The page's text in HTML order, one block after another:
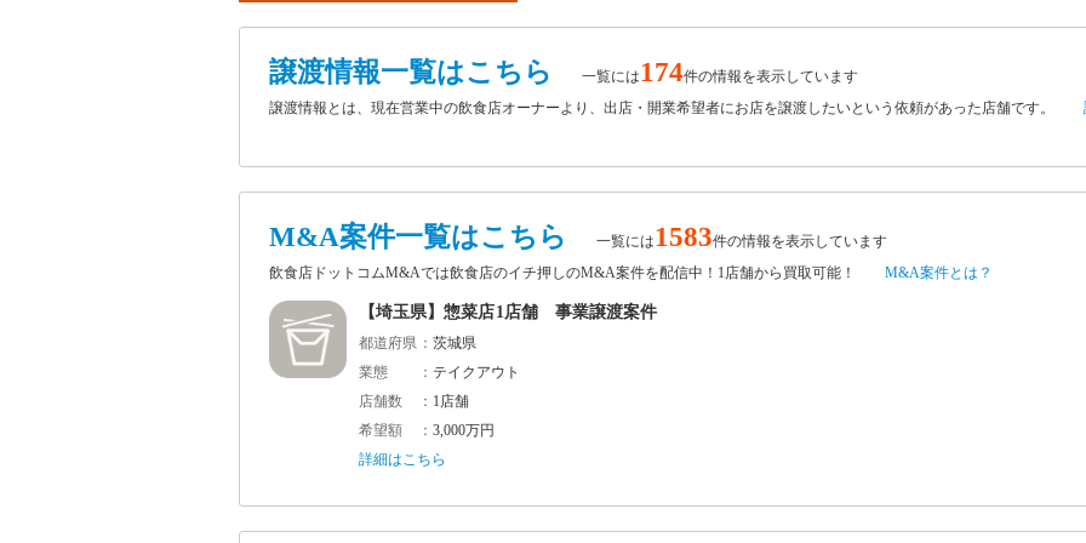
譲渡情報一覧はこちら 一覧には174件の情報を表示しています
譲渡情報とは、現在営業中の飲食店オーナーより、出店・開業希望者にお店を譲渡したいという依頼があった店舗です。
M&A案件一覧はこちら 一覧には1583件の情報を表示しています
飲食店ドットコムM&Aでは飲食店のイチ押しのM&A案件を配信中！1店舗から買取可能！ M&A案件とは？
【埼玉県】惣菜店1店舗 事業譲渡案件
都道府県
茨城県
業態
テイクアウト
店舗数
1店舗
希望額
3,000万円
詳細はこちら